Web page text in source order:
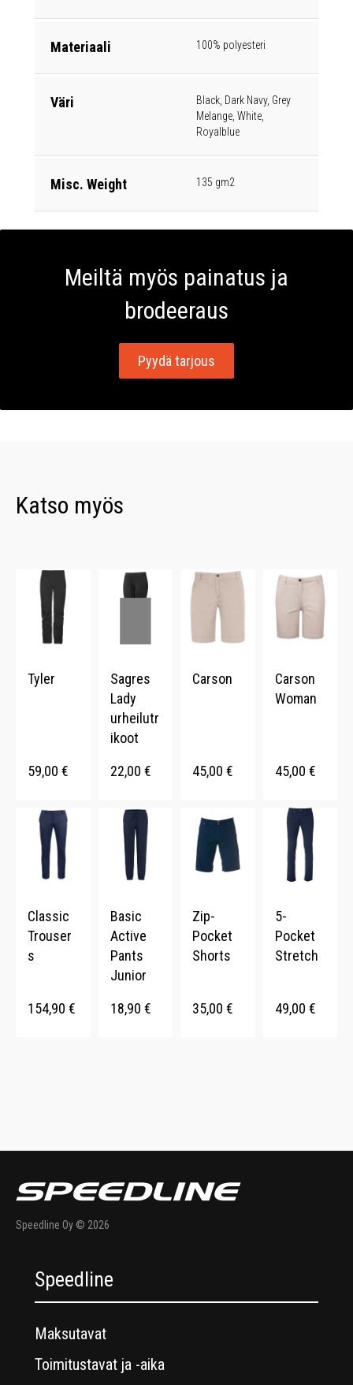
Materiaali 100% polyesteri
Väri
Black, Dark Navy, Grey
Melange, White,
Royalblue
Misc. Weight 135 gm2
Meiltä myös painatus ja
brodeeraus
Pyydä tarjous
Katso myös
Tyler
59,00 €
Sagres
Lady
urheilutr
ikoot
22,00 €
Carson
45,00 €
Carson
Woman
45,00 €
Classic
Trouser
s
154,90 €
Basic
Active
Pants
Junior
18,90 €
Zip-
Pocket
Shorts
35,00 €
5-
Pocket
Stretch
49,00 €
Speedline Oy © 2026
Speedline
Maksutavat
Toimitustavat ja -aika